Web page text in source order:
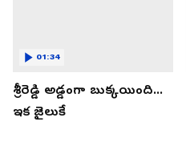
శ్రీరెడ్డి అడ్డంగా బుక్కయింది...
ఇక జైలుకే
01:34